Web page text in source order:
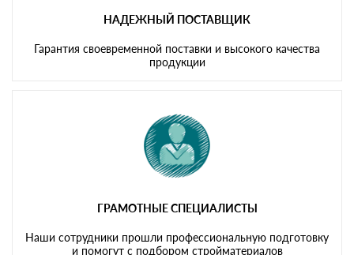
НАДЕЖНЫЙ ПОСТАВЩИК
Гарантия своевременной поставки и высокого качества
продукции
ГРАМОТНЫЕ СПЕЦИАЛИСТЫ
Наши сотрудники прошли профессиональную подготовку
и помогут с подбором стройматериалов